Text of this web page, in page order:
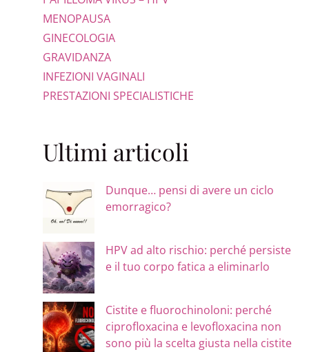
MENOPAUSA
GINECOLOGIA
GRAVIDANZA
INFEZIONI VAGINALI
PRESTAZIONI SPECIALISTICHE
Ultimi articoli
Dunque… pensi di avere un ciclo
emorragico?
HPV ad alto rischio: perché persiste
e il tuo corpo fatica a eliminarlo
Cistite e fluorochinoloni: perché
ciprofloxacina e levofloxacina non
sono più la scelta giusta nella cistite